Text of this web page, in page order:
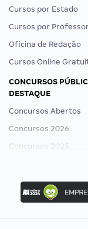
Cursos por Estado
Cursos por
Oficina de Redação
Cursos Online
CONCURSOS
DESTAQUE
Concursos Abertos
Concursos 2026
Concursos 2025
Concurso Ibama
Concurso MPU
Editais publicados